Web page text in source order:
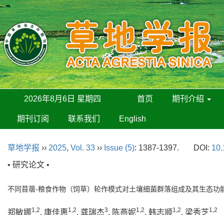
2026年8月6日 星期四 首页 期刊介绍
期刊订阅 联系我们 English
草地学报 ›› 2025, Vol. 33 ›› Issue (5): 1387-1397. DOI:
• 研究论文 •
不同苜蓿-粮食作物（饲草）轮作模式对土壤细菌群落组成及其生态功
郑敏娜1,2, 康佳惠1,2, 龚瑞杰3, 陈燕妮1,2, 韩志顺1,2, 梁秀芝1,2